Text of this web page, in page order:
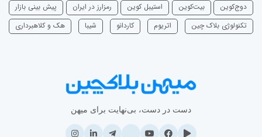
دوج‌کوین
بیت‌کوین استیبل کوین رمزارز در ایران
پیش بینی بازار
تکنولوژی بلاک چین
اتریوم ‌کاردانو شیبا هک و کلاهبرداری
دست در دست، بی‌نهایت برای میهن